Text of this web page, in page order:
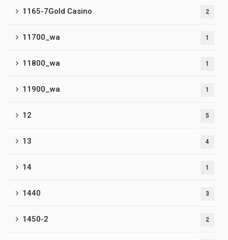
1165-7Gold Casino 2
11700_wa 1
11800_wa 1
11900_wa 1
12 5
13 4
14 1
1440 3
1450-2 2